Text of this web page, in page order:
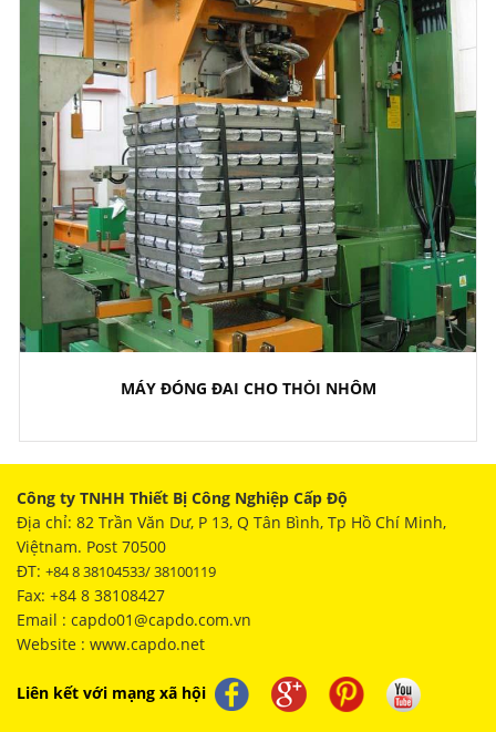
MÁY ĐÓNG ĐAI CHO THỎI NHÔM
Công ty TNHH Thiết Bị Công Nghiệp Cấp Độ
Địa chỉ: 82 Trần Văn Dư, P 13, Q Tân Bình, Tp Hồ Chí Minh,
Việtnam. Post 70500
ĐT: +84 8 38104533/ 38100119
Fax: +84 8 38108427
Email : capdo01@capdo.com.vn
Website : www.capdo.net
Liên kết với mạng xã hội